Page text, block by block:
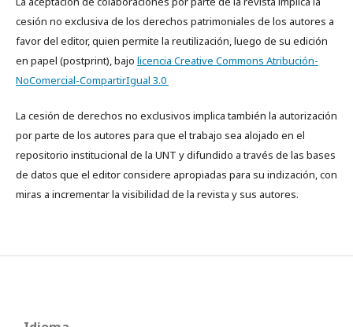
cesión no exclusiva de los derechos patrimoniales de los autores a
favor del editor, quien permite la reutilización, luego de su edición
en papel (postprint), bajo licencia Creative Commons Atribución-
NoComercial-CompartirIgual 3.0
La cesión de derechos no exclusivos implica también la autorización
por parte de los autores para que el trabajo sea alojado en el
repositorio institucional de la UNT y difundido a través de las bases
de datos que el editor considere apropiadas para su indización, con
miras a incrementar la visibilidad de la revista y sus autores.